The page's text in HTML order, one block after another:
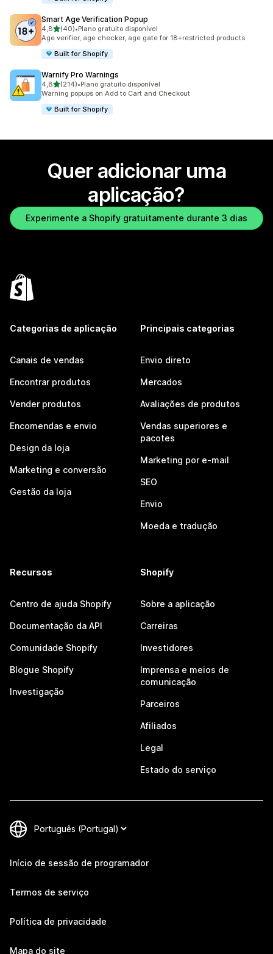
Smart Age Verification Popup
4,8de 5 estrelas
(40)
40 total de avaliações
•Plano gratuito disponível
Age verifier, age checker, age gate for 18+restricted products
Built for Shopify
Warnify Pro Warnings
4,8de 5 estrelas
(214)
214 total de avaliações
•Plano gratuito disponível
Warning popups on Add to Cart and Checkout
Built for Shopify
Quer adicionar uma
aplicação?
Experimente a Shopify gratuitamente durante 3 dias
Categorias de aplicação
Canais de vendas
Encontrar produtos
Vender produtos
Encomendas e envio
Design da loja
Marketing e conversão
Gestão da loja
Principais categorias
Envio direto
Mercados
Avaliações de produtos
Vendas superiores e
pacotes
Marketing por e-mail
SEO
Envio
Moeda e tradução
Recursos
Centro de ajuda Shopify
Documentação da API
Comunidade Shopify
Blogue Shopify
Investigação
Shopify
Sobre a aplicação
Carreiras
Investidores
Imprensa e meios de
comunicação
Parceiros
Afiliados
Legal
Estado do serviço
Início de sessão de programador
Termos de serviço
Política de privacidade
Mapa do site